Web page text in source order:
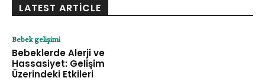
LATEST ARTICLE
Bebek gelişimi
Bebeklerde Alerji ve
Hassasiyet: Gelişim
Üzerindeki Etkileri